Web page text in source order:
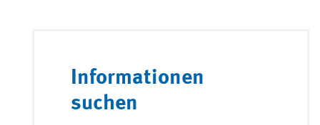
Informationen
suchen